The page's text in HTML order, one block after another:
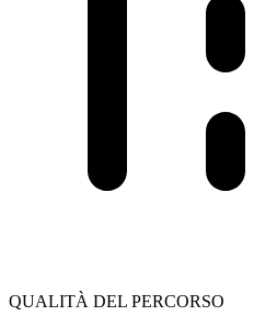
QUALITÀ DEL PERCORSO